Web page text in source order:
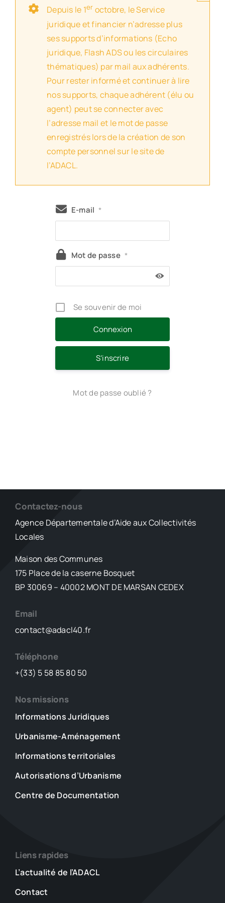
Depuis le 1er octobre, le Service
juridique et financier n’adresse plus
ses supports d’informations (Echo
juridique, Flash ADS ou les circulaires
thématiques) par mail aux adhérents.
Pour rester informé et continuer à lire
nos supports, chaque adhérent (élu ou
agent) peut se connecter avec
l’adresse mail et le mot de passe
enregistrés lors de la création de son
compte personnel sur le site de
l’ADACL.
E-mail *
Mot de passe *
Se souvenir de moi
S’inscrire
Mot de passe oublié ?
Contactez-nous
Agence Départementale d’Aide aux Collectivités
Locales
Maison des Communes
175 Place de la caserne Bosquet
BP 30069 – 40002 MONT DE MARSAN CEDEX
Email
contact@adacl40.fr
Téléphone
+(33) 5 58 85 80 50
Nos missions
Informations Juridiques
Urbanisme-Aménagement
Informations territoriales
Autorisations d’Urbanisme
Centre de Documentation
Liens rapides
L’actualité de l’ADACL
Contact